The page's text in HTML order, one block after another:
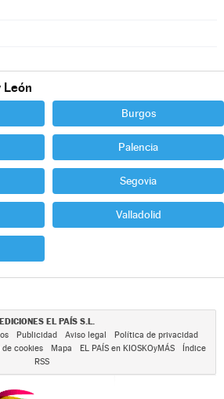
León
Burgos
Palencia
Segovia
Valladolid
EDICIONES EL PAÍS S.L.
Publicidad Aviso legal
Política de privacidad
cookies Mapa EL PAÍS en KIOSKOyMÁS
Índice
RSS